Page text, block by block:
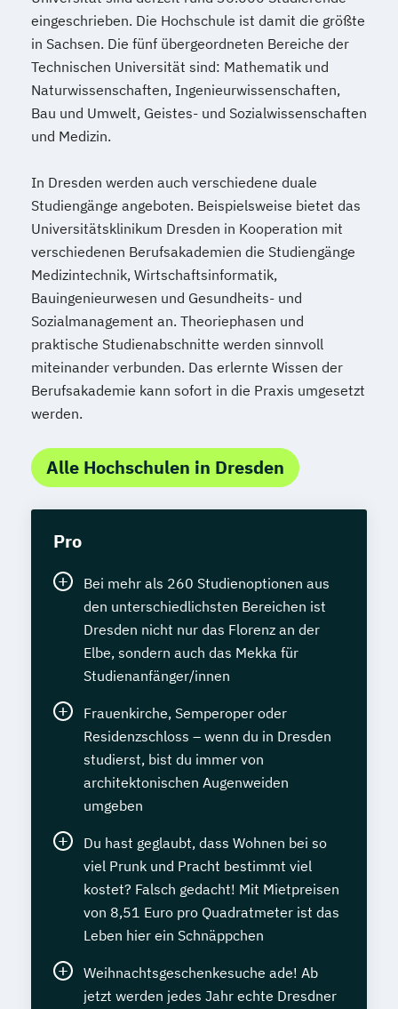
eingeschrieben. Die Hochschule ist damit die größte
in Sachsen. Die fünf übergeordneten Bereiche der
Technischen Universität sind: Mathematik und
Naturwissenschaften, Ingenieurwissenschaften,
Bau und Umwelt, Geistes- und Sozialwissenschaften
und Medizin.
In Dresden werden auch verschiedene duale
Studiengänge angeboten. Beispielsweise bietet das
Universitätsklinikum Dresden in Kooperation mit
verschiedenen Berufsakademien die Studiengänge
Medizintechnik, Wirtschaftsinformatik,
Bauingenieurwesen und Gesundheits- und
Sozialmanagement an. Theoriephasen und
praktische Studienabschnitte werden sinnvoll
miteinander verbunden. Das erlernte Wissen der
Berufsakademie kann sofort in die Praxis umgesetzt
werden.
Alle Hochschulen in Dresden
Pro
Bei mehr als 260 Studienoptionen aus
den unterschiedlichsten Bereichen ist
Dresden nicht nur das Florenz an der
Elbe, sondern auch das Mekka für
Studienanfänger/innen
Frauenkirche, Semperoper oder
Residenzschloss – wenn du in Dresden
studierst, bist du immer von
architektonischen Augenweiden
umgeben
Du hast geglaubt, dass Wohnen bei so
viel Prunk und Pracht bestimmt viel
kostet? Falsch gedacht! Mit Mietpreisen
von 8,51 Euro pro Quadratmeter ist das
Leben hier ein Schnäppchen
Weihnachtsgeschenkesuche ade! Ab
jetzt werden jedes Jahr echte Dresdner